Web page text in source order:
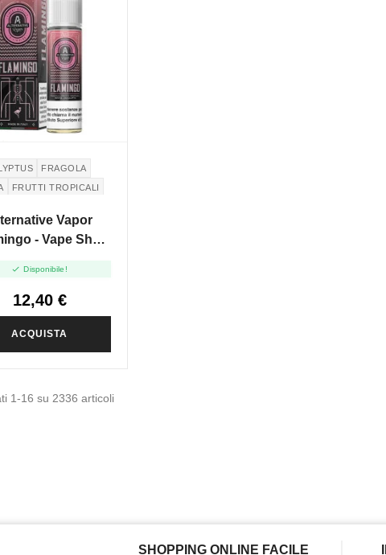
FRAGOLA
FRUTTI TROPICALI
Vapor
- Vape Shot
 Disponibile!
12,40 €
ACQUISTA
1-16 su 2336 articoli
SHOPPING ONLINE FACILE